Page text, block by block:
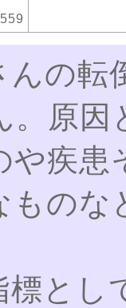
んの
。原
や疾患
もの
標とし